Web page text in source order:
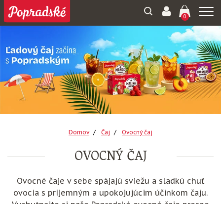
0
Domov Čaj Ovocný čaj
OVOCNÝ ČAJ
Ovocné čaje v sebe spájajú sviežu a sladkú chuť
ovocia s príjemným a upokojujúcim účinkom čaju.